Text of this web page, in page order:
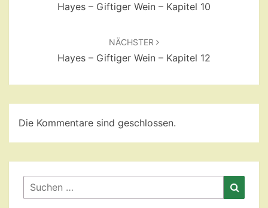
Hayes – Giftiger Wein – Kapitel 10
NÄCHSTER
Hayes – Giftiger Wein – Kapitel 12
Die Kommentare sind geschlossen.
Suchen
nach: